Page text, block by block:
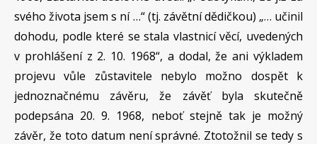
svého života jsem s ní …“ (tj. závětní dědičkou) „… učinil
dohodu, podle které se stala vlastnicí věcí, uvedených
v prohlášení z 2. 10. 1968“, a dodal, že ani výkladem
projevu vůle zůstavitele nebylo možno dospět k
jednoznačnému závěru, že závěť byla skutečně
podepsána 20. 9. 1968, neboť stejně tak je možný
závěr, že toto datum není správné. Ztotožnil se tedy s